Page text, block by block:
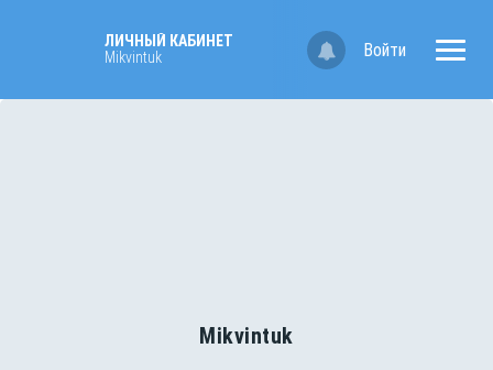
ЛИЧНЫЙ КАБИНЕТ
Mikvintuk
Войти
Mikvintuk